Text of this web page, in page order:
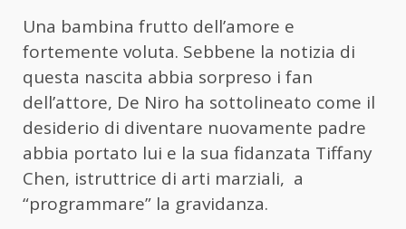
Una bambina frutto dell’amore e
fortemente voluta. Sebbene la notizia di
questa nascita abbia sorpreso i fan
dell’attore, De Niro ha sottolineato come il
desiderio di diventare nuovamente padre
abbia portato lui e la sua fidanzata Tiffany
Chen, istruttrice di arti marziali, a
“programmare” la gravidanza.